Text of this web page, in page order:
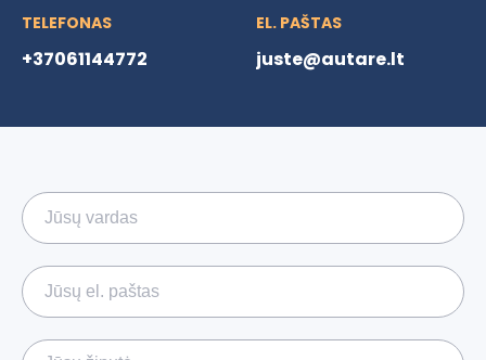
TELEFONAS
+37061144772
EL. PAŠTAS
juste@autare.lt